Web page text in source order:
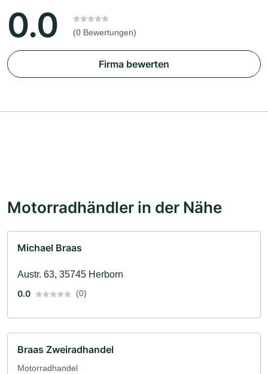
0.0 (0 Bewertungen)
Firma bewerten
Motorradhändler in der Nähe
Michael Braas
Austr. 63, 35745 Herborn
0.0
(0)
Braas Zweiradhandel
Motorradhandel